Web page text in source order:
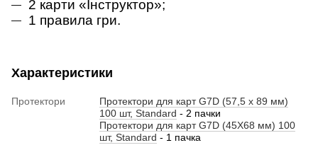
2 карти «Інструктор»;
1 правила гри.
Характеристики
Протектори
Протектори для карт G7D (57,5 х 89 мм)
100 шт, Standard - 2 пачки
Протектори для карт G7D (45X68 мм) 100
шт, Standard - 1 пачка